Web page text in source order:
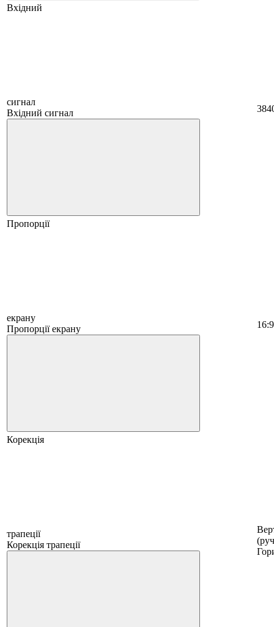
Вхідний
сигнал
Вхідний сигнал
Пропорції
екрану
Пропорції екрану
16:9
Корекція
трапеції
Корекція трапеції